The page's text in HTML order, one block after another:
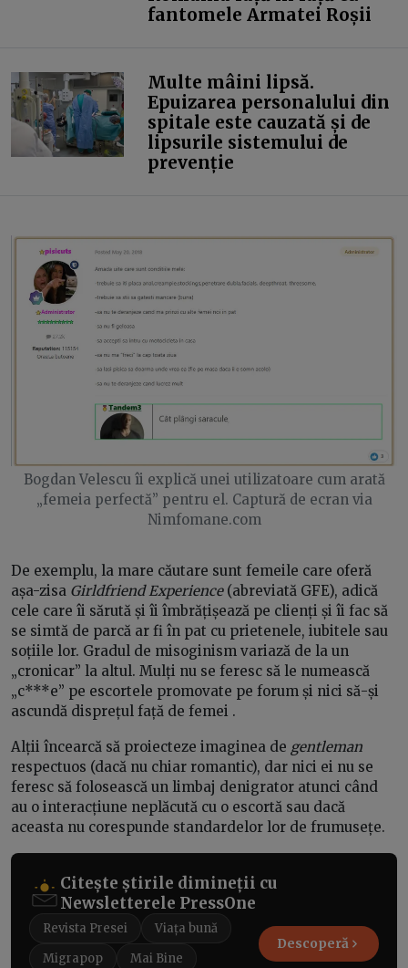
fantomele Armatei Roșii
Multe mâini lipsă.
Epuizarea personalului din
spitale este cauzată și de
lipsurile sistemului de
prevenție
Bogdan Velescu îi explică unei utilizatoare cum arată
„femeia perfectă” pentru el. Captură de ecran via
Nimfomane.com
De exemplu, la mare căutare sunt femeile care oferă
așa-zisa Girldfriend Experience (abreviată GFE), adică
cele care îi sărută și îi îmbrățișează pe clienți și îi fac să
se simtă de parcă ar fi în pat cu prietenele, iubitele sau
soțiile lor. Gradul de misoginism variază de la un
„cronicar” la altul. Mulți nu se feresc să le numească
„c***e” pe escortele promovate pe forum și nici să-și
ascundă disprețul față de femei .
Alții încearcă să proiecteze imaginea de gentleman
respectuos (dacă nu chiar romantic), dar nici ei nu se
feresc să folosească un limbaj denigrator atunci când
au o interacțiune neplăcută cu o escortă sau dacă
aceasta nu corespunde standardelor lor de frumusețe.
Citește știrile dimineții cu
Newsletterele PressOne
Revista Presei
Viața bună
Migrapop
Mai Bine
Descoperă